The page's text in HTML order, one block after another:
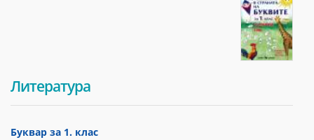
Литература
Буквар за 1. клас